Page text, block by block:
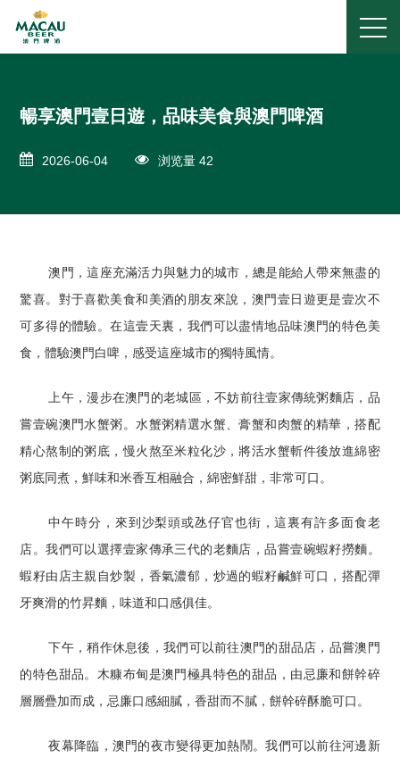
暢享澳門壹日遊，品味美食與澳門啤酒
2026-06-04 浏览量 42
澳門，這座充滿活力與魅力的城市，總是能給人帶來無盡的
驚喜。對于喜歡美食和美酒的朋友來說，澳門壹日遊更是壹次不
可多得的體驗。在這壹天裏，我們可以盡情地品味澳門的特色美
食，體驗澳門白啤，感受這座城市的獨特風情。
上午，漫步在澳門的老城區，不妨前往壹家傳統粥麵店，品
嘗壹碗澳門水蟹粥。水蟹粥精選水蟹、膏蟹和肉蟹的精華，搭配
精心熬制的粥底，慢火熬至米粒化沙，將活水蟹斬件後放進綿密
粥底同煮，鮮味和米香互相融合，綿密鮮甜，非常可口。
中午時分，來到沙梨頭或氹仔官也街，這裏有許多面食老
店。我們可以選擇壹家傳承三代的老麵店，品嘗壹碗蝦籽撈麵。
蝦籽由店主親自炒製，香氣濃郁，炒過的蝦籽鹹鮮可口，搭配彈
牙爽滑的竹昇麵，味道和口感俱佳。
下午，稍作休息後，我們可以前往澳門的甜品店，品嘗澳門
的特色甜品。木糠布甸是澳門極具特色的甜品，由忌廉和餅幹碎
層層疊加而成，忌廉口感細膩，香甜而不膩，餅幹碎酥脆可口。
夜幕降臨，澳門的夜市變得更加熱鬧。我們可以前往河邊新